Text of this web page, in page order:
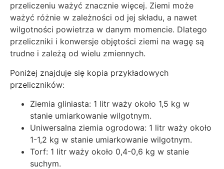
przeliczeniu ważyć znacznie więcej. Ziemi może
ważyć różnie w zależności od jej składu, a nawet
wilgotności powietrza w danym momencie. Dlatego
przeliczniki i konwersje objętości ziemi na wagę są
trudne i zależą od wielu zmiennych.
Poniżej znajduje się kopia przykładowych
przeliczników:
Ziemia gliniasta: 1 litr waży około 1,5 kg w
stanie umiarkowanie wilgotnym.
Uniwersalna ziemia ogrodowa: 1 litr waży około
1-1,2 kg w stanie umiarkowanie wilgotnym.
Torf: 1 litr waży około 0,4-0,6 kg w stanie
suchym.